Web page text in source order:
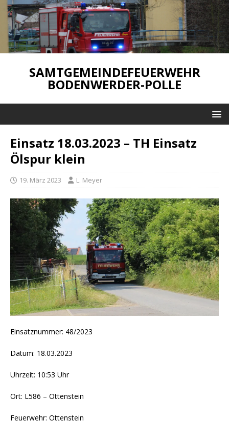
SAMTGEMEINDEFEUERWEHR
BODENWERDER-POLLE
Einsatz 18.03.2023 – TH Einsatz
Ölspur klein
19. März 2023 L. Meyer
Einsatznummer: 48/2023
Datum: 18.03.2023
Uhrzeit: 10:53 Uhr
Ort: L586 – Ottenstein
Feuerwehr: Ottenstein